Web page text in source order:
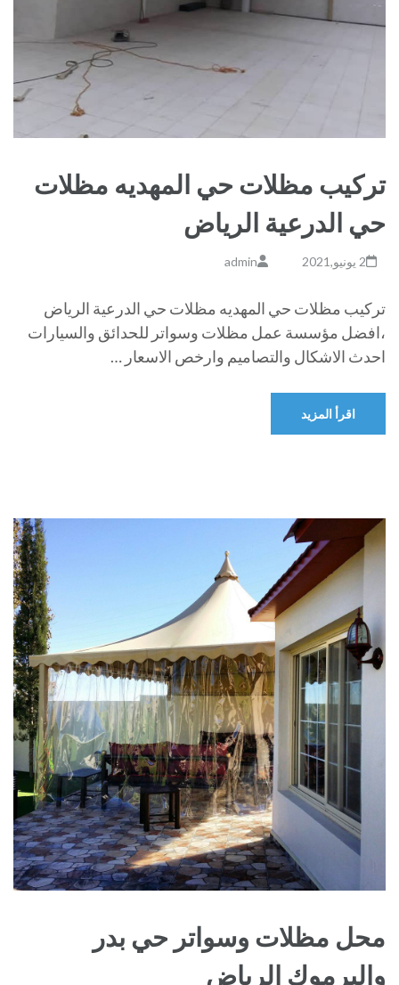
تركيب مظلات حي المهديه مظلات
حي الدرعية الرياض
2 يونيو,2021 admin
تركيب مظلات حي المهديه مظلات حي الدرعية الرياض
،افضل مؤسسة عمل مظلات وسواتر للحدائق والسيارات
احدث الاشكال والتصاميم وارخص الاسعار …
اقرأ المزيد
محل مظلات وسواتر حي بدر
واليرموك الرياض